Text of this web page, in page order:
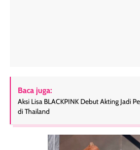
Baca juga:
Aksi Lisa BLACKPINK Debut Akting Jadi
di Thailand